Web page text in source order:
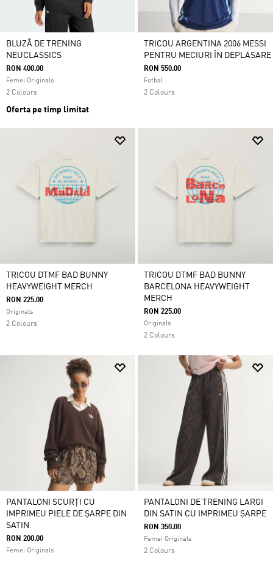
BLUZĂ DE TRENING
NEUCLASSICS
RON 400.00
Femei Originals
2 Colours
Oferta pe timp limitat
TRICOU ARGENTINA 2006 MESSI
PENTRU MECIURI ÎN DEPLASARE
RON 550.00
Fotbal
2 Colours
TRICOU DTMF BAD BUNNY
HEAVYWEIGHT MERCH
RON 225.00
Originals
2 Colours
TRICOU DTMF BAD BUNNY
BARCELONA HEAVYWEIGHT
MERCH
RON 225.00
Originals
2 Colours
PANTALONI SCURȚI CU
IMPRIMEU PIELE DE ȘARPE DIN
SATIN
RON 200.00
Femei Originals
PANTALONI DE TRENING LARGI
DIN SATIN CU IMPRIMEU ȘARPE
RON 350.00
Femei Originals
2 Colours